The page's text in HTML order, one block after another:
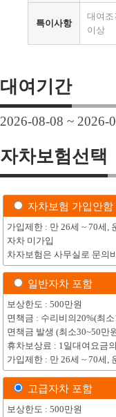
특이사항
대여조
이상
대여기간
2026-08-08 ~ 2026-
자차보험선택
자차보험 가입안함
가입제한 : 만 26세 ~ 70세,
자차 미가입
차자보험은 사무실로 문의
일반자차 포함
보상한도 : 500만원
면책금 : 수리비의20%(최
면책금 발생 (최소30~50만
휴차보상료 : 1일대여요금
가입제한 : 만 26세 ~ 70세,
고급자차 포함
보상한도 : 500만원